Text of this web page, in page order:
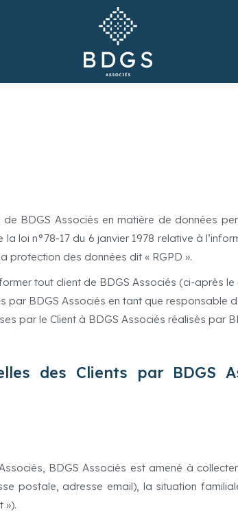
BDGS Associés en matière de données
loi n°78-17 du 6 janvier 1978 relative à
protection des données dit « RGPD ».
tout client de BDGS Associés (ci-après le
par BDGS Associés en tant que responsable
par le Client à BDGS Associés réalisés par
des Clients par BDGS
BDGS Associés est amené à
postale, adresse email), la situation
»).